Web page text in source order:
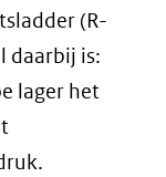
(R-
daarbij is:
lager het